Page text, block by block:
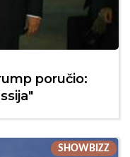
poručio:
SHOWBIZZ